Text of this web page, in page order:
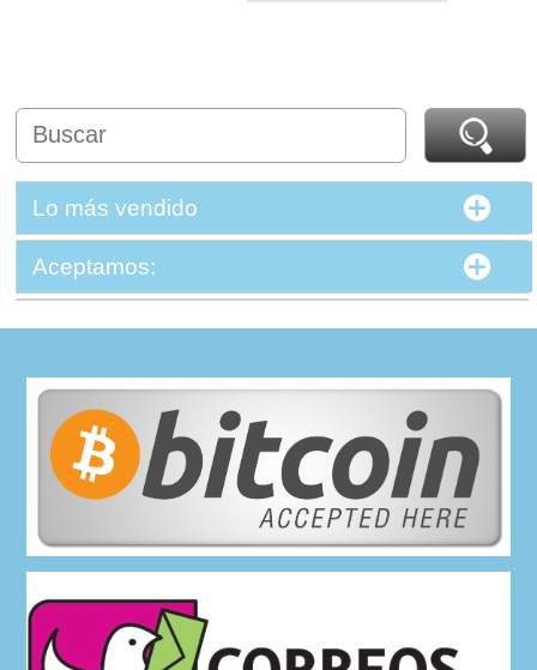
Lo más vendido
Aceptamos: